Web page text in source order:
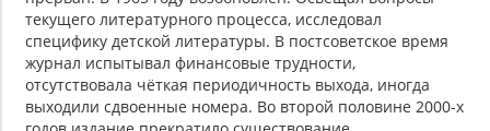
текущего литературного процесса, исследовал
специфику детской литературы. В постсоветское время
журнал испытывал финансовые трудности,
отсутствовала чёткая периодичность выхода, иногда
выходили сдвоенные номера. Во второй половине 2000-х